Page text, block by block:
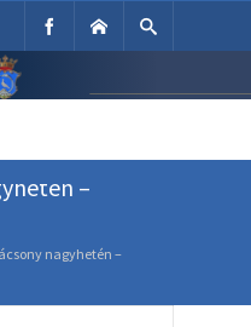
–
nagyhetén –